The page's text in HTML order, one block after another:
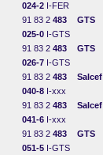
024-2 I-FER
91 83 2 483
025-0 I-GTS
GTS
91 83 2 483
026-7 I-GTS
GTS
91 83 2 483
040-8 I-xxx
Salcef
91 83 2 483
041-6 I-xxx
Salcef
91 83 2 483
051-5 I-GTS
GTS